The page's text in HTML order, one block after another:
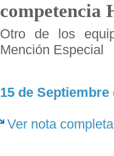
competencia
Otro de los
Mención Especial
15 de Septiembre
Ver nota completa